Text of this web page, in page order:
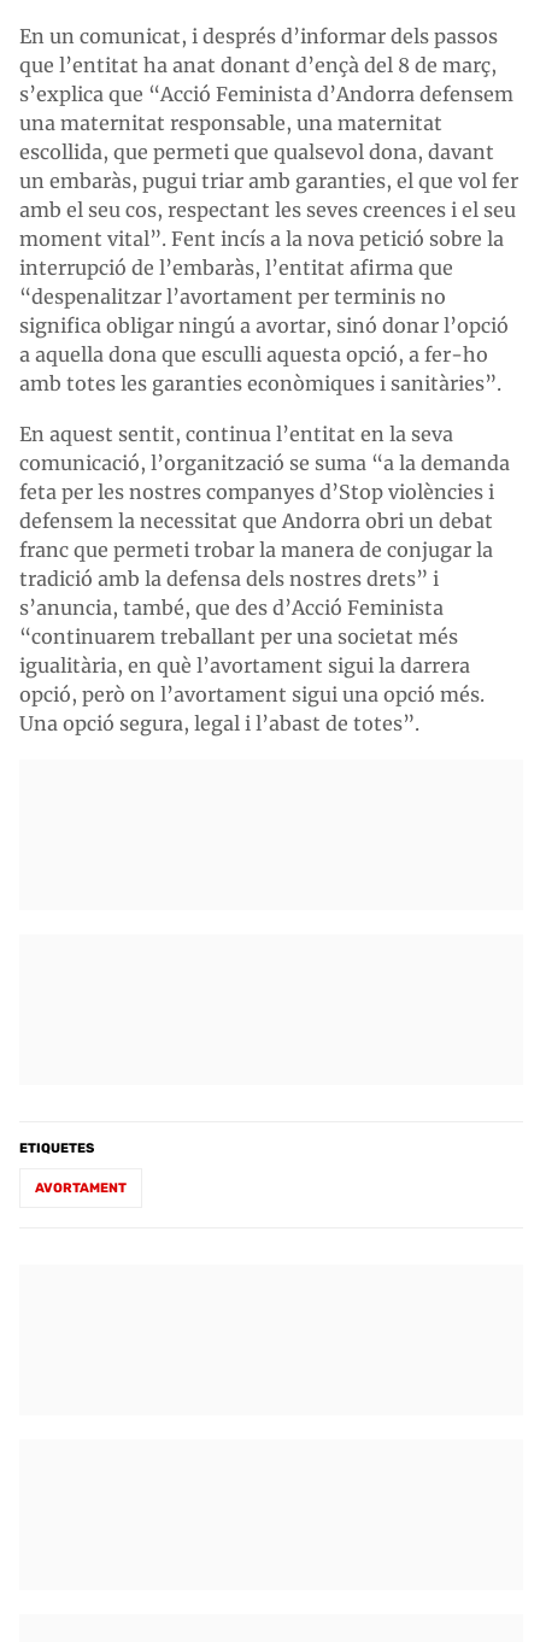
En un comunicat, i després d’informar dels passos
que l’entitat ha anat donant d’ençà del 8 de març,
s’explica que “Acció Feminista d’Andorra defensem
una maternitat responsable, una maternitat
escollida, que permeti que qualsevol dona, davant
un embaràs, pugui triar amb garanties, el que vol fer
amb el seu cos, respectant les seves creences i el seu
moment vital”. Fent incís a la nova petició sobre la
interrupció de l’embaràs, l’entitat afirma que
“despenalitzar l’avortament per terminis no
significa obligar ningú a avortar, sinó donar l’opció
a aquella dona que esculli aquesta opció, a fer-ho
amb totes les garanties econòmiques i sanitàries”.
En aquest sentit, continua l’entitat en la seva
comunicació, l’organització se suma “a la demanda
feta per les nostres companyes d’Stop violències i
defensem la necessitat que Andorra obri un debat
franc que permeti trobar la manera de conjugar la
tradició amb la defensa dels nostres drets” i
s’anuncia, també, que des d’Acció Feminista
“continuarem treballant per una societat més
igualitària, en què l’avortament sigui la darrera
opció, però on l’avortament sigui una opció més.
Una opció segura, legal i l’abast de totes”.
ETIQUETES
AVORTAMENT